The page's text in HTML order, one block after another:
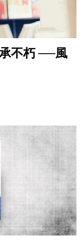
不朽 ──風